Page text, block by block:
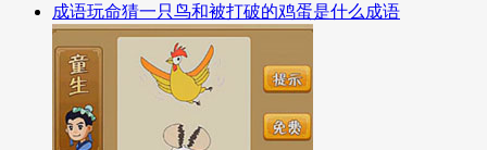
成语玩命猜一只鸟和被打破的鸡蛋是什么成语